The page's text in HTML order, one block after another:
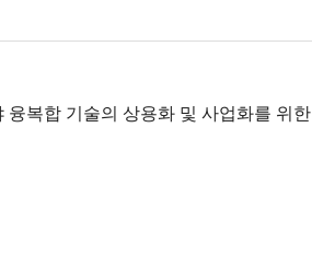
복합 기술의 상용화 및 사업화를 위